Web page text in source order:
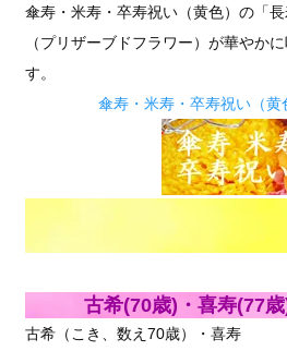
傘寿・米寿・卒寿祝い（黄色）の「
（プリザーブドフラワー）が華やか
す。
傘寿・米寿・卒寿祝い（
古希(70歳)・喜寿(77
古希（こき、数え70歳）・喜寿